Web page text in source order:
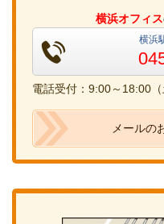
横浜オフィス
横浜
電話受付：9:00～18:00（
メールの